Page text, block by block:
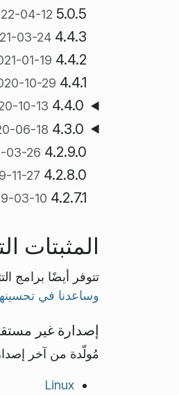
5.0.5
04-12
4.4.3
03-24
4.4.2
01-19
4.4.1
10-29
4.4.0
10-13
4.3.0
06-18
4.2.9.0
03-26
4.2.8.0
11-27
4.2.7.1
03-10
المثبتات
تتوفر أيضًا برامج
وساعدنا في
إصدارة غير
مُولّدة من آخر
Linux